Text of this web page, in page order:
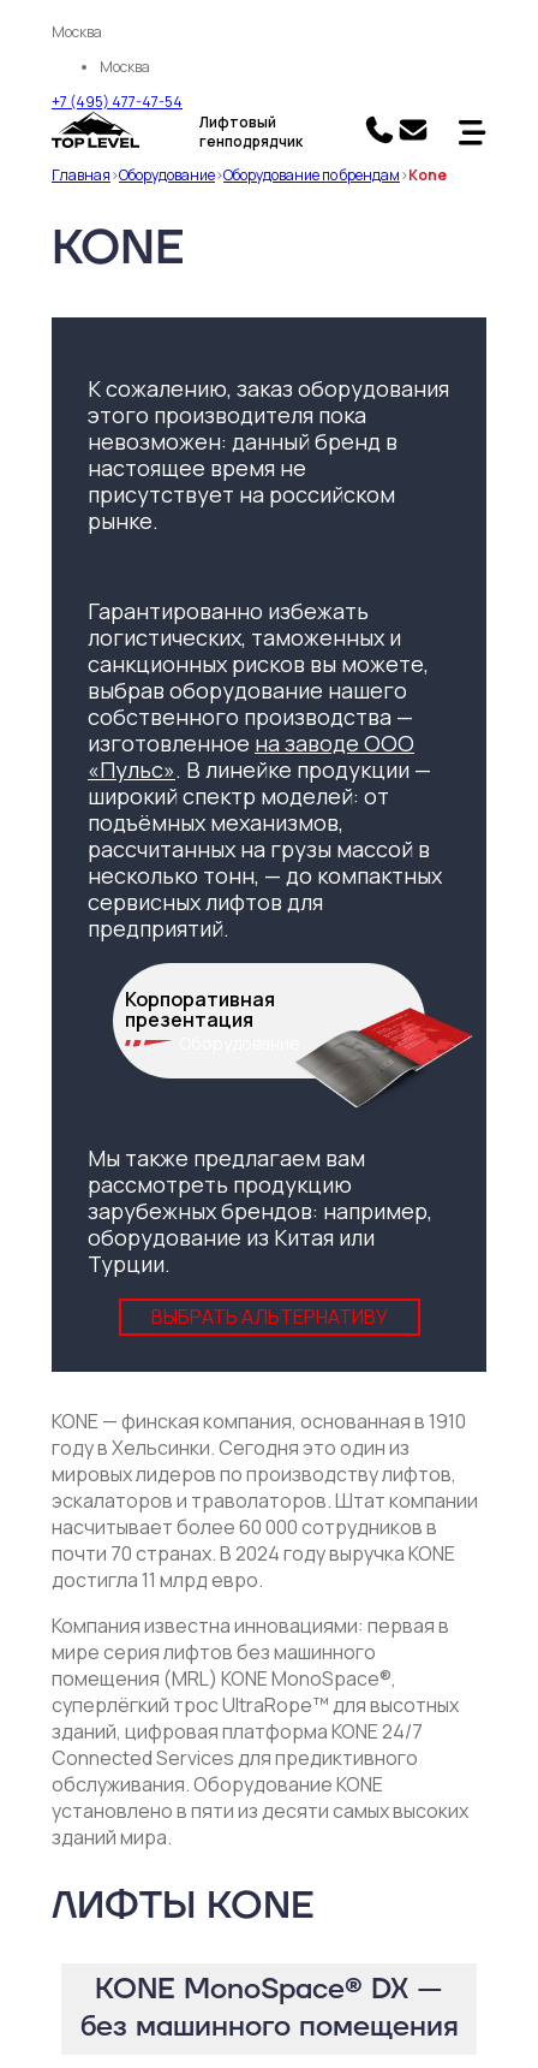
Москва
Москва
+7 (495) 477-47-54
Лифтовый
генподрядчик
Главная>Оборудование>Оборудование по брендам>Kone
KONE
К сожалению, заказ оборудования
этого производителя пока
невозможен: данный бренд в
настоящее время не
присутствует на российском
рынке.
Гарантированно избежать
логистических, таможенных и
санкционных рисков вы можете,
выбрав оборудование нашего
собственного производства —
изготовленное на заводе ООО
«Пульс». В линейке продукции —
широкий спектр моделей: от
подъёмных механизмов,
рассчитанных на грузы массой в
несколько тонн, — до компактных
сервисных лифтов для
предприятий.
Корпоративная
презентация
Мы также предлагаем вам
рассмотреть продукцию
зарубежных брендов: например,
оборудование из Китая или
Турции.
ВЫБРАТЬ АЛЬТЕРНАТИВУ
KONE — финская компания, основанная в 1910
году в Хельсинки. Сегодня это один из
мировых лидеров по производству лифтов,
эскалаторов и траволаторов. Штат компании
насчитывает более 60 000 сотрудников в
почти 70 странах. В 2024 году выручка KONE
достигла 11 млрд евро.
Компания известна инновациями: первая в
мире серия лифтов без машинного
помещения (MRL) KONE MonoSpace®,
суперлёгкий трос UltraRope™ для высотных
зданий, цифровая платформа KONE 24/7
Connected Services для предиктивного
обслуживания. Оборудование KONE
установлено в пяти из десяти самых высоких
зданий мира.
ЛИФТЫ KONE
KONE MonoSpace® DX —
без машинного помещения